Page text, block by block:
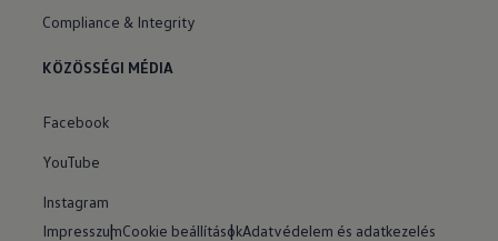
Compliance & Integrity
KÖZÖSSÉGI MÉDIA
Facebook
YouTube
Instagram
ImpresszumCookie beállításokAdatvédelem és adatkezelés